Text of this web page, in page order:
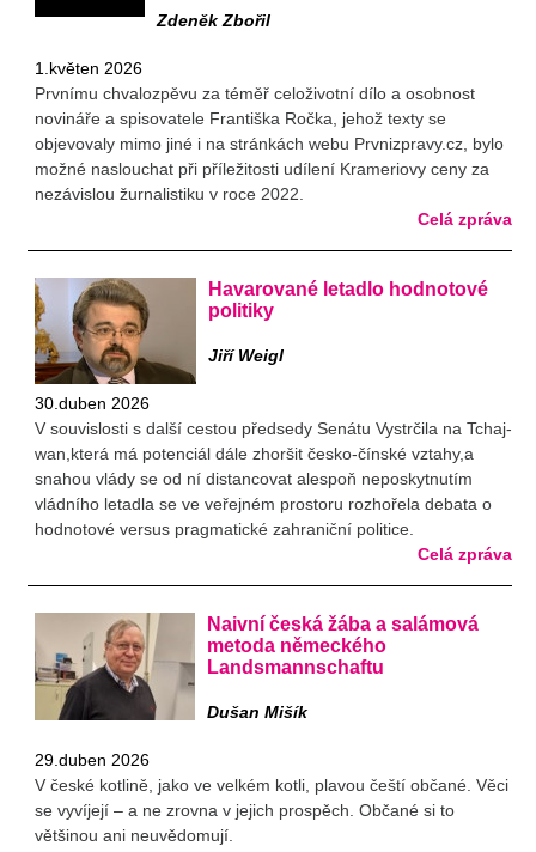
Zdeněk Zbořil
1.květen 2026
Prvnímu chvalozpěvu za téměř celoživotní dílo a osobnost
novináře a spisovatele Františka Ročka, jehož texty se
objevovaly mimo jiné i na stránkách webu Prvnizpravy.cz, bylo
možné naslouchat při příležitosti udílení Krameriovy ceny za
nezávislou žurnalistiku v roce 2022.
Celá zpráva
Havarované letadlo hodnotové
politiky
Jiří Weigl
30.duben 2026
V souvislosti s další cestou předsedy Senátu Vystrčila na Tchaj-
wan,která má potenciál dále zhoršit česko-čínské vztahy,a
snahou vlády se od ní distancovat alespoň neposkytnutím
vládního letadla se ve veřejném prostoru rozhořela debata o
hodnotové versus pragmatické zahraniční politice.
Celá zpráva
Naivní česká žába a salámová
metoda německého
Landsmannschaftu
Dušan Mišík
29.duben 2026
V české kotlině, jako ve velkém kotli, plavou čeští občané. Věci
se vyvíjejí – a ne zrovna v jejich prospěch. Občané si to
většinou ani neuvědomují.